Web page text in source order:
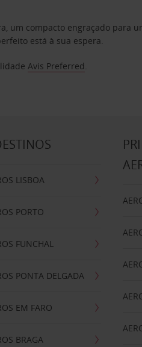
um compacto engraçado para
está à sua espera.
Avis Preferred.
LISBOA
PORTO
FUNCHAL
PONTA DELGADA
EM FARO
BRAGA